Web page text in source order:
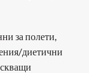
данни за полети,
диетични